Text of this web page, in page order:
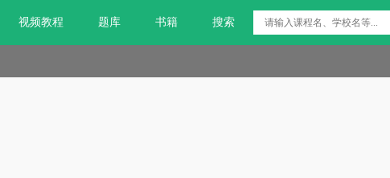
视频教程 题库 书籍 搜索